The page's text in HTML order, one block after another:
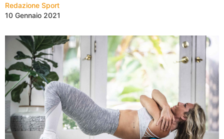
Redazione Sport
10 Gennaio 2021